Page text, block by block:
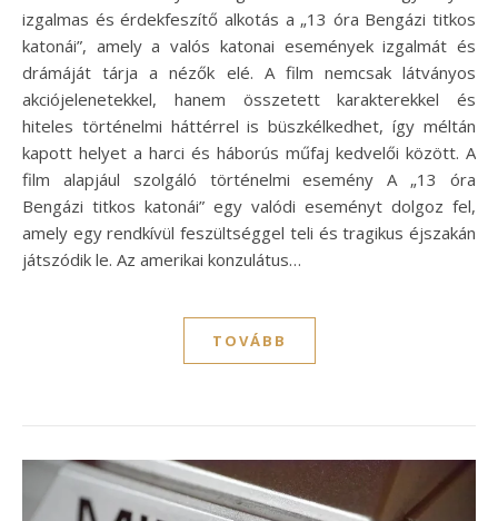
izgalmas és érdekfeszítő alkotás a „13 óra Bengázi titkos
katonái”, amely a valós katonai események izgalmát és
drámáját tárja a nézők elé. A film nemcsak látványos
akciójelenetekkel, hanem összetett karakterekkel és
hiteles történelmi háttérrel is büszkélkedhet, így méltán
kapott helyet a harci és háborús műfaj kedvelői között. A
film alapjául szolgáló történelmi esemény A „13 óra
Bengázi titkos katonái” egy valódi eseményt dolgoz fel,
amely egy rendkívül feszültséggel teli és tragikus éjszakán
játszódik le. Az amerikai konzulátus…
TOVÁBB